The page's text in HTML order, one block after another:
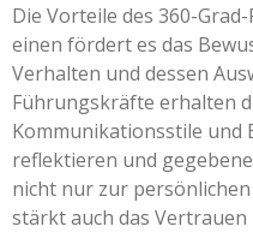
Die Vorteile des 360-
einen fördert es das
Verhalten und dessen
Führungskräfte erhalten
Kommunikationsstile und
reflektieren und
nicht nur zur
stärkt auch das Vertrauen